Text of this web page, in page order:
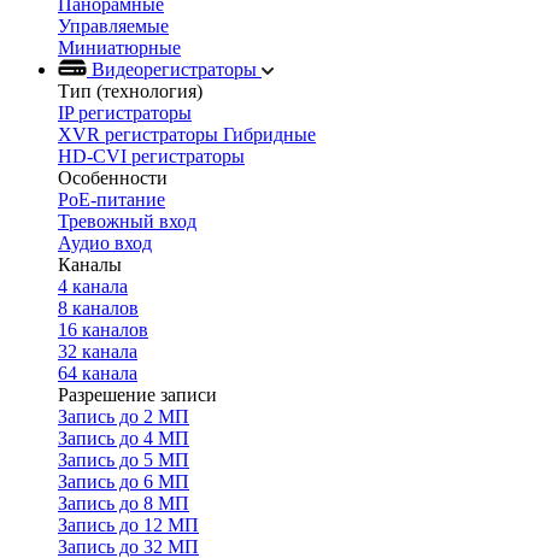
Панорамные
Управляемые
Миниатюрные
Видеорегистраторы
Тип (технология)
IP регистраторы
XVR регистраторы Гибридные
HD-CVI регистраторы
Особенности
PoE-питание
Тревожный вход
Аудио вход
Каналы
4 канала
8 каналов
16 каналов
32 канала
64 канала
Разрешение записи
Запись до 2 МП
Запись до 4 МП
Запись до 5 МП
Запись до 6 МП
Запись до 8 МП
Запись до 12 МП
Запись до 32 МП